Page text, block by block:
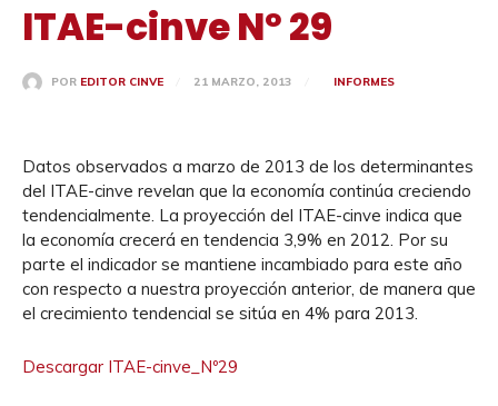
ITAE-cinve Nº 29
POR EDITOR CINVE 21 MARZO, 2013 INFORMES
Datos observados a marzo de 2013 de los determinantes
del ITAE-cinve revelan que la economía continúa creciendo
tendencialmente. La proyección del ITAE-cinve indica que
la economía crecerá en tendencia 3,9% en 2012. Por su
parte el indicador se mantiene incambiado para este año
con respecto a nuestra proyección anterior, de manera que
el crecimiento tendencial se sitúa en 4% para 2013.
Descargar ITAE-cinve_Nº29